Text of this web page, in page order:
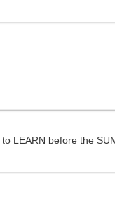
LEARN before the